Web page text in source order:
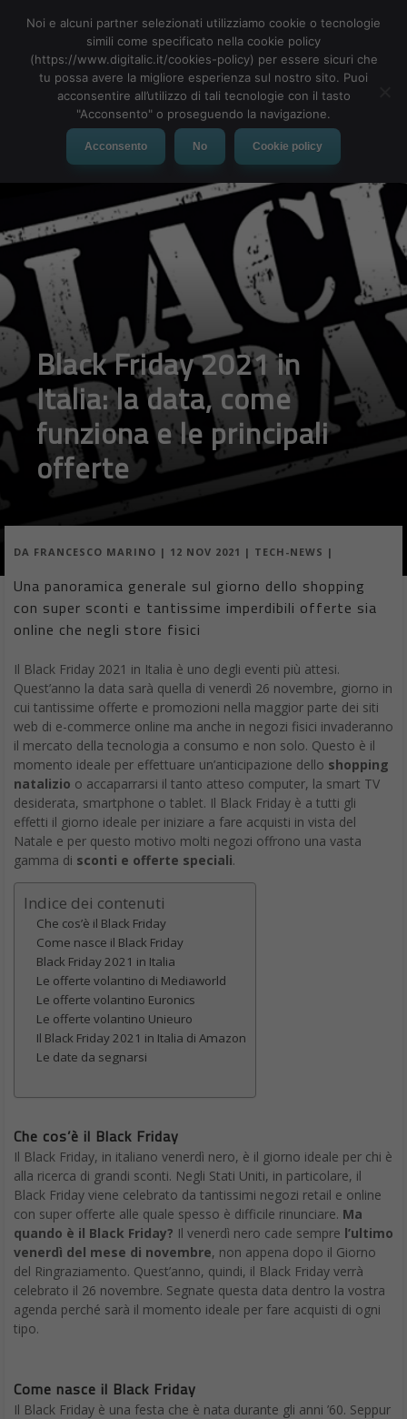
MENU
Black Friday 2021 in
Italia: la data, come
funziona e le principali
offerte
DA FRANCESCO MARINO | 12 NOV 2021 | TECH-NEWS |
Una panoramica generale sul giorno dello shopping
con super sconti e tantissime imperdibili offerte sia
online che negli store fisici
Il Black Friday 2021 in Italia è uno degli eventi più attesi.
Quest’anno la data sarà quella di venerdì 26 novembre, giorno in
cui tantissime offerte e promozioni nella maggior parte dei siti
web di e-commerce online ma anche in negozi fisici invaderanno
il mercato della tecnologia a consumo e non solo. Questo è il
momento ideale per effettuare un’anticipazione dello shopping
natalizio o accaparrarsi il tanto atteso computer, la smart TV
desiderata, smartphone o tablet. Il Black Friday è a tutti gli
effetti il giorno ideale per iniziare a fare acquisti in vista del
Natale e per questo motivo molti negozi offrono una vasta
gamma di sconti e offerte speciali.
Indice dei contenuti
Che cos’è il Black Friday
Come nasce il Black Friday
Black Friday 2021 in Italia
Le offerte volantino di Mediaworld
Le offerte volantino Euronics
Le offerte volantino Unieuro
Il Black Friday 2021 in Italia di Amazon
Le date da segnarsi
Che cos’è il Black Friday
Il Black Friday, in italiano venerdì nero, è il giorno ideale per chi è
alla ricerca di grandi sconti. Negli Stati Uniti, in particolare, il
Black Friday viene celebrato da tantissimi negozi retail e online
con super offerte alle quale spesso è difficile rinunciare. Ma
quando è il Black Friday? Il venerdì nero cade sempre l’ultimo
venerdì del mese di novembre, non appena dopo il Giorno
del Ringraziamento. Quest’anno, quindi, il Black Friday verrà
celebrato il 26 novembre. Segnate questa data dentro la vostra
agenda perché sarà il momento ideale per fare acquisti di ogni
tipo.
Come nasce il Black Friday
Il Black Friday è una festa che è nata durante gli anni ’60. Seppur
Noi e alcuni partner selezionati utilizziamo cookie o tecnologie
simili come specificato nella cookie policy
(https://www.digitalic.it/cookies-policy) per essere sicuri che
tu possa avere la migliore esperienza sul nostro sito. Puoi
acconsentire all’utilizzo di tali tecnologie con il tasto
"Acconsento" o proseguendo la navigazione.
Acconsento No Cookie policy